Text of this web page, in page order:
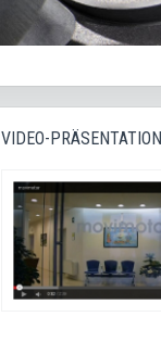
VIDEO-PRÄSENTATION